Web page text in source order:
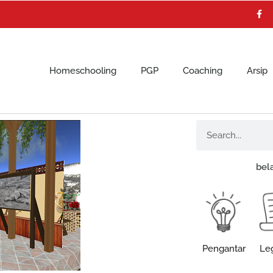
a
c
e
Homeschooling PGP Coaching Arsip
Pengantar